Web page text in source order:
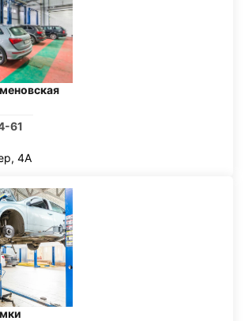
61
4А